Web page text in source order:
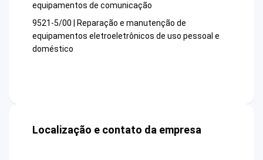
equipamentos de comunicação
9521-5/00 | Reparação e manutenção de
equipamentos eletroeletrônicos de uso pessoal e
doméstico
Localização e contato da empresa